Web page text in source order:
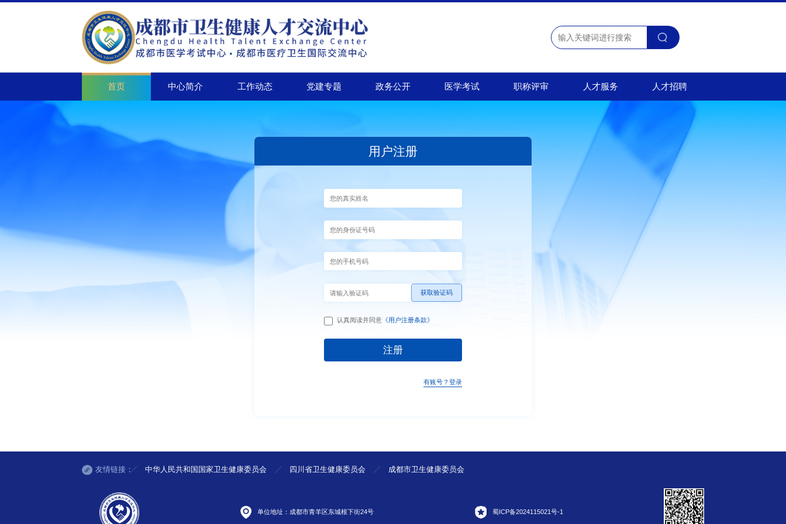
首页 中心简介 工作动态 党建专题 政务公开 医学考试 职称评审 人才服务 人才招聘
用户注册
认真阅读并同意《用户注册条款》
有账号？登录
友情链接： 中华人民共和国国家卫生健康委员会 四川省卫生健康委员会 成都市卫生健康委员会
单位地址：成都市青羊区东城根下街24号 蜀ICP备2024115021号-1